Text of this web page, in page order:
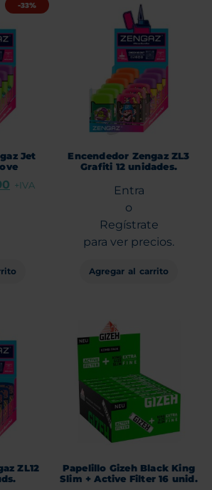
-33%
Jet
+IVA
Encendedor Zengaz ZL3
Grafiti 12 unidades.
Entra
o
Regístrate
para ver precios.
Agregar al carrito
ZL12
Papelillo Gizeh Black King
Slim + Active Filter 16 unid.